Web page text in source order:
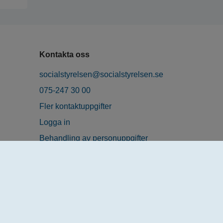
Kontakta oss
socialstyrelsen@socialstyrelsen.se
075-247 30 00
Fler kontaktuppgifter
Logga in
Behandling av personuppgifter